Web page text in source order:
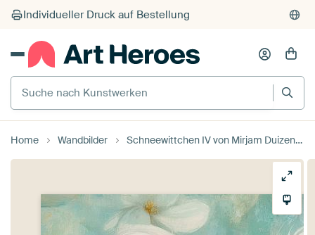
Individueller Druck auf Bestellung
Suche nach Kunstwerken
Home Wandbilder Schneewittchen IV von Mirjam Duizendstra